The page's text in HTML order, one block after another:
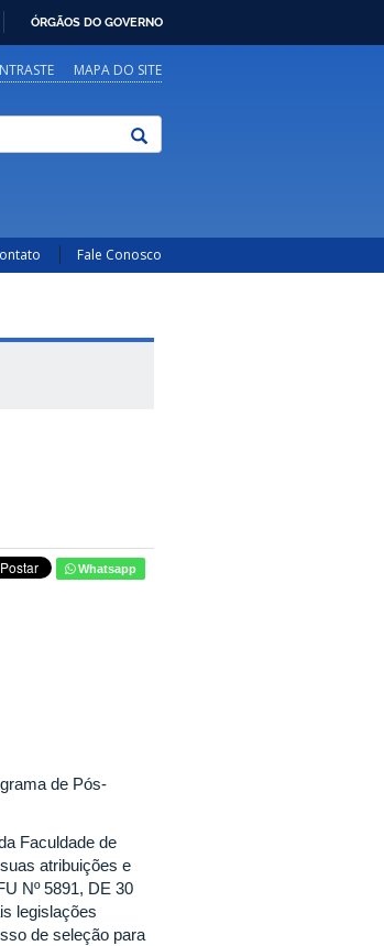
ÓRGÃOS DO GOVERNO
MAPA DO SITE
Fale Conosco
Whatsapp
de Pós-
Faculdade de
atribuições e
Nº 5891, DE 30
legislações
de seleção para